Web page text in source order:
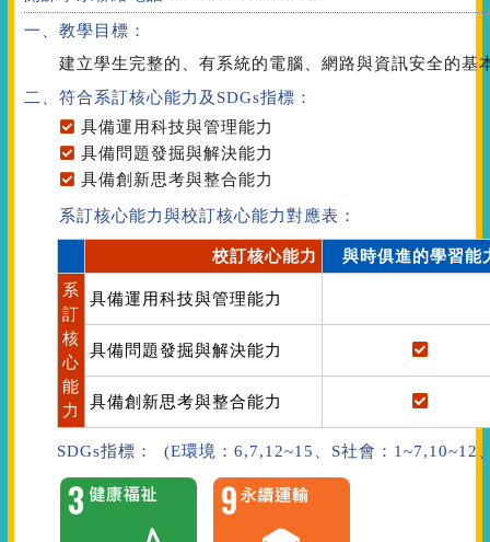
一、教學目標：
建立學生完整的、有系統的電腦、網路與資訊安全的基
二、符合系訂核心能力 及SDGs指標 ：
具備運用科技與管理能力
具備問題發掘與解決能力
具備創新思考與整合能力
系訂核心能力與校訂核心能力對應表：
校訂核心能力
與時俱進的學習能
系
訂
核
心
能
力
具備運用科技與管理能力
具備問題發掘與解決能力
具備創新思考與整合能力
SDGs指標： (E環境：6,7,12~15、S社會：